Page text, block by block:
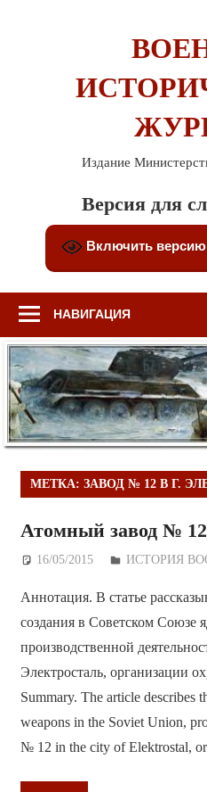
Издание
Версия для
Включить
НАВИГАЦИЯ
МЕТКА: ЗАВОД № 12 В Г.
Атомный завод № 12
16/05/2015 Дежурный по
ИСТОРИЯ
Аннотация. В статье
создания в Советском Союзе
производственной
Электросталь, организации
Summary. The article describes
weapons in the Soviet Union,
№ 12 in the city of Elektrostal,